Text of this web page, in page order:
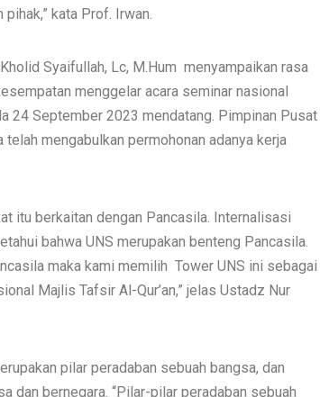
kata Prof. Irwan.
Syaifullah, Lc, M.Hum menyampaikan rasa
menggelar acara seminar nasional
24 September 2023 mendatang. Pimpinan Pusat
mengabulkan permohonan adanya kerja
itu berkaitan dengan Pancasila. Internalisasi
bahwa UNS merupakan benteng Pancasila.
maka kami memilih Tower UNS ini sebagai
Majlis Tafsir Al-Qur’an,” jelas Ustadz Nur
pilar peradaban sebuah bangsa, dan
dan bernegara. “Pilar-pilar peradaban sebuah